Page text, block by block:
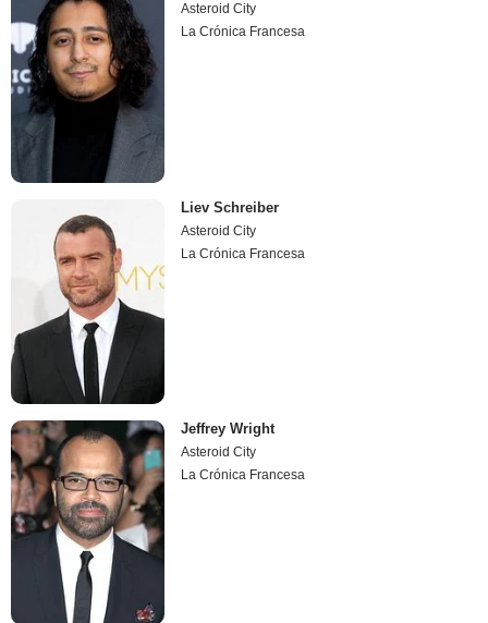
Asteroid City
La Crónica Francesa
Liev Schreiber
Asteroid City
La Crónica Francesa
Jeffrey Wright
Asteroid City
La Crónica Francesa